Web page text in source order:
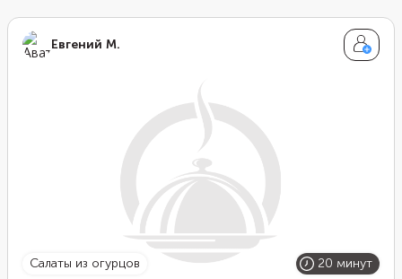
или барбекю — идеальный вариант.
Евгений М.
салаты из огурцов 20 минут